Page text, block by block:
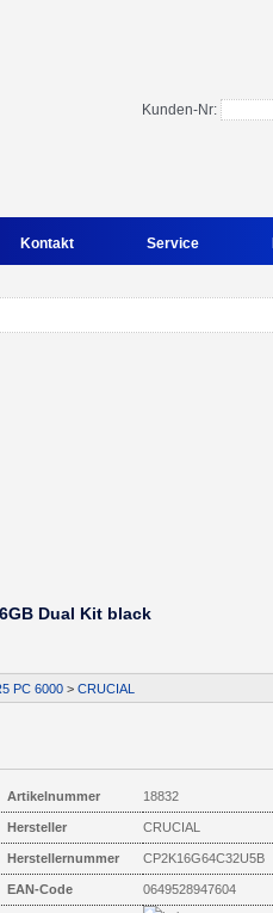
Kunden-Nr:
Kontakt Service
Dual Kit black
PC 6000 > CRUCIAL
Artikelnummer 18832
Hersteller CRUCIAL
Herstellernummer CP2K16G64C32U5B
EAN-Code 0649528947604